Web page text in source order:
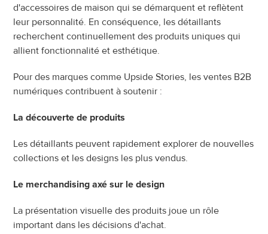
d'accessoires de maison qui se démarquent et reflètent
leur personnalité. En conséquence, les détaillants
recherchent continuellement des produits uniques qui
allient fonctionnalité et esthétique.
Pour des marques comme Upside Stories, les ventes B2B
numériques contribuent à soutenir :
La découverte de produits
Les détaillants peuvent rapidement explorer de nouvelles
collections et les designs les plus vendus.
Le merchandising axé sur le design
La présentation visuelle des produits joue un rôle
important dans les décisions d'achat.